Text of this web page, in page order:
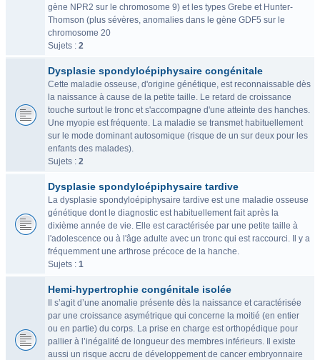
gène NPR2 sur le chromosome 9) et les types Grebe et Hunter-
Thomson (plus sévères, anomalies dans le gène GDF5 sur le
chromosome 20
Sujets : 2
Dysplasie spondyloépiphysaire congénitale
Cette maladie osseuse, d'origine génétique, est reconnaissable dès
la naissance à cause de la petite taille. Le retard de croissance
touche surtout le tronc et s'accompagne d'une atteinte des hanches.
Une myopie est fréquente. La maladie se transmet habituellement
sur le mode dominant autosomique (risque de un sur deux pour les
enfants des malades).
Sujets : 2
Dysplasie spondyloépiphysaire tardive
La dysplasie spondyloépiphysaire tardive est une maladie osseuse
génétique dont le diagnostic est habituellement fait après la
dixième année de vie. Elle est caractérisée par une petite taille à
l'adolescence ou à l'âge adulte avec un tronc qui est raccourci. Il y a
fréquemment une arthrose précoce de la hanche.
Sujets : 1
Hemi-hypertrophie congénitale isolée
Il s’agit d’une anomalie présente dès la naissance et caractérisée
par une croissance asymétrique qui concerne la moitié (en entier
ou en partie) du corps. La prise en charge est orthopédique pour
pallier à l’inégalité de longueur des membres inférieurs. Il existe
aussi un risque accru de développement de cancer embryonnaire